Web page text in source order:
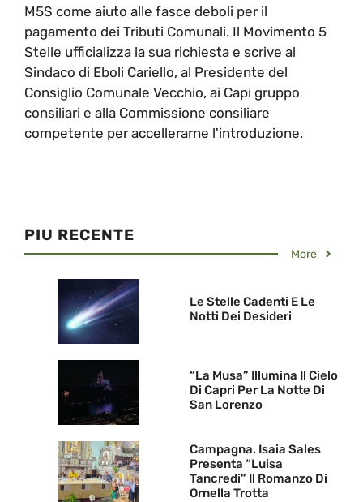
M5S come aiuto alle fasce deboli per il
pagamento dei Tributi Comunali. Il Movimento 5
Stelle ufficializza la sua richiesta e scrive al
Sindaco di Eboli Cariello, al Presidente del
Consiglio Comunale Vecchio, ai Capi gruppo
consiliari e alla Commissione consiliare
competente per accellerarne l'introduzione.
PIU RECENTE
More
Le Stelle Cadenti E Le
Notti Dei Desideri
“La Musa” Illumina Il Cielo
Di Capri Per La Notte Di
San Lorenzo
Campagna. Isaia Sales
Presenta “Luisa
Tancredi” Il Romanzo Di
Ornella Trotta